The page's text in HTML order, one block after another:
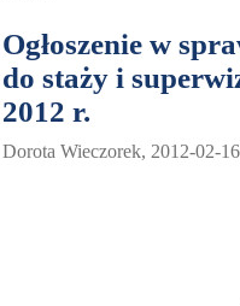
Ogłoszenie w
do staży i
2012 r.
Dorota Wieczorek, 2012-02-